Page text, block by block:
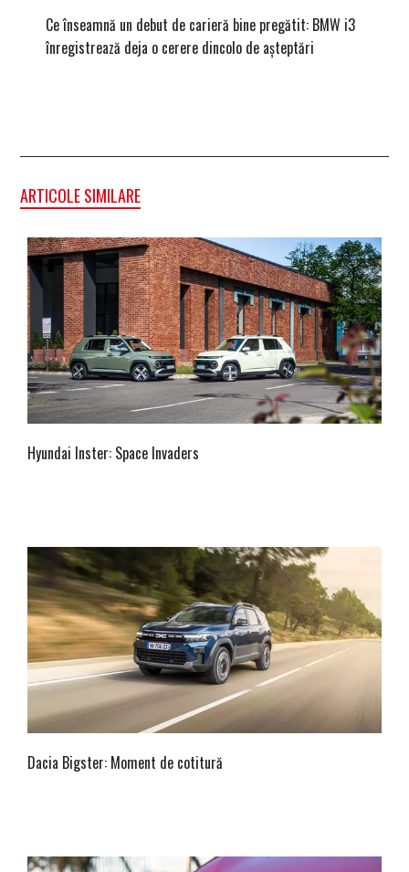
Ce înseamnă un debut de carieră bine pregătit: BMW i3
înregistrează deja o cerere dincolo de așteptări
ARTICOLE SIMILARE
Hyundai Inster: Space Invaders
Dacia Bigster: Moment de cotitură